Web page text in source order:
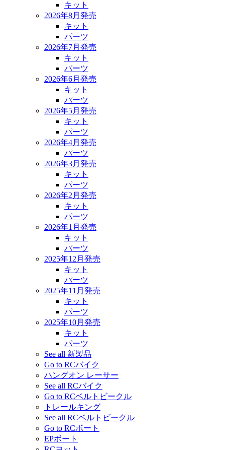
キット
2026年8月発売
キット
パーツ
2026年7月発売
キット
パーツ
2026年6月発売
キット
パーツ
2026年5月発売
キット
パーツ
2026年4月発売
パーツ
2026年3月発売
キット
パーツ
2026年2月発売
キット
パーツ
2026年1月発売
キット
パーツ
2025年12月発売
キット
パーツ
2025年11月発売
キット
パーツ
2025年10月発売
キット
パーツ
See all 新製品
Go to RCバイク
ハングオン レーサー
See all RCバイク
Go to RCベルトビークル
トレールキング
See all RCベルトビークル
Go to RCボート
EPボート